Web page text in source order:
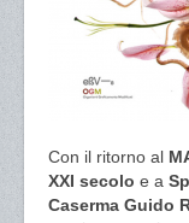
Con il ritorno al
XXI secolo e a
Caserma Guido